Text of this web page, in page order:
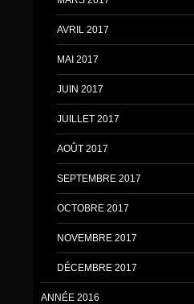
AVRIL 2017
MAI 2017
JUIN 2017
JUILLET 2017
AOÛT 2017
SEPTEMBRE 2017
OCTOBRE 2017
NOVEMBRE 2017
DÉCEMBRE 2017
ANNÉE 2016